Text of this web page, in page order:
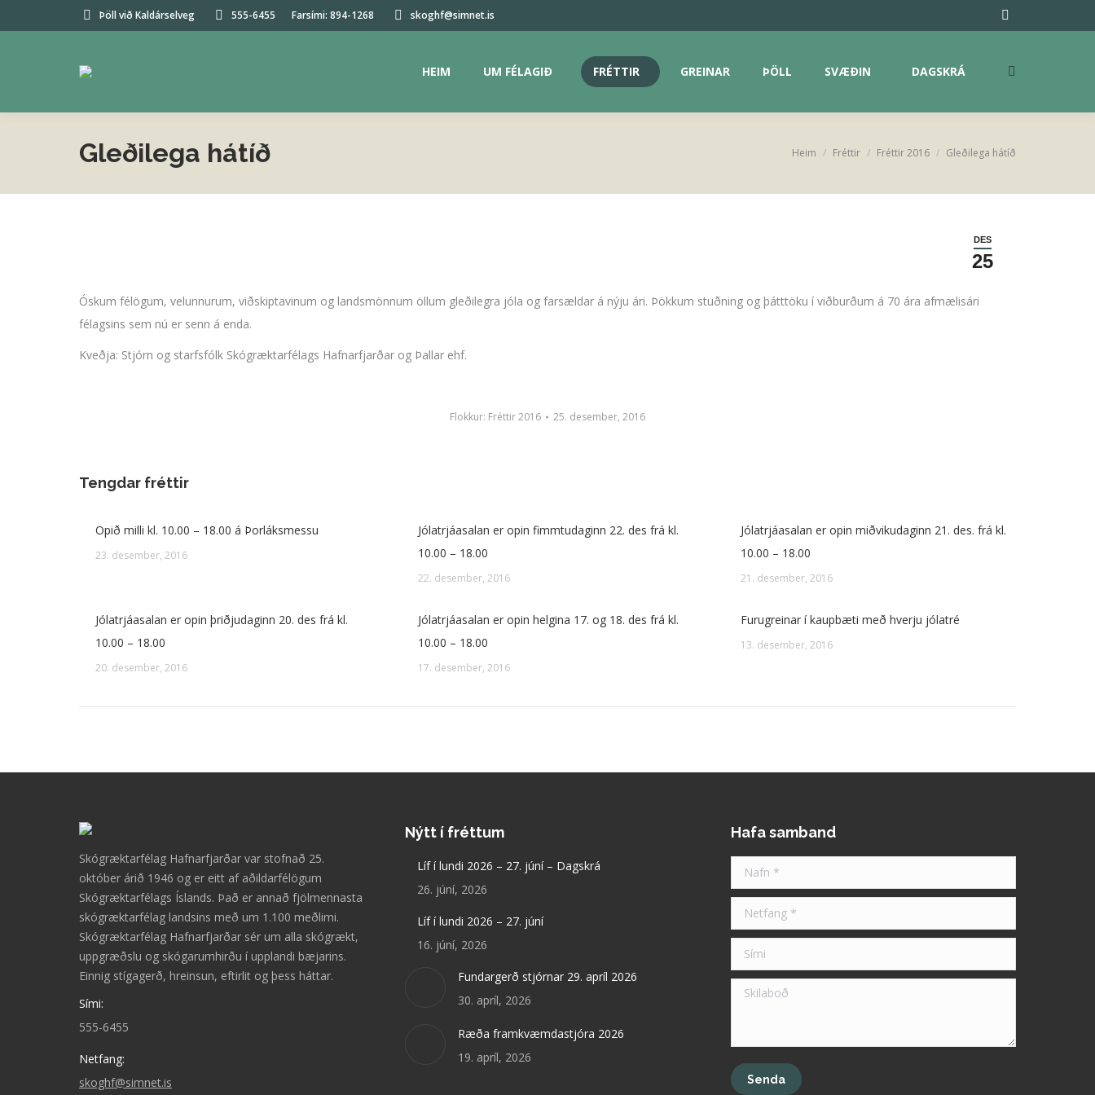
Þöll við Kaldárselveg 555-6455 Farsími: 894-1268 skoghf@simnet.is
Facebook
opens
new
HEIM UM FÉLAGIÐ FRÉTTIR GREINAR ÞÖLL SVÆÐIN DAGSKRÁ Search:
Gleðilega hátíð You are here:
Heim Fréttir Fréttir 2016 Gleðilega hátíð
DES
25
Óskum félögum, velunnurum, viðskiptavinum og landsmönnum öllum gleðilegra jóla og farsældar á nýju ári. Þökkum stuðning og þátttöku í viðburðum á 70 ára afmælisári
félagsins sem nú er senn á enda.
Kveðja: Stjórn og starfsfólk Skógræktarfélags Hafnarfjarðar og Þallar ehf.
Flokkur: Fréttir 2016 25. desember, 2016
Tengdar fréttir
Opið milli kl. 10.00 – 18.00 á Þorláksmessu
23. desember, 2016
Jólatrjáasalan er opin fimmtudaginn 22. des frá kl.
10.00 – 18.00
22. desember, 2016
Jólatrjáasalan er opin miðvikudaginn 21. des. frá kl.
10.00 – 18.00
21. desember, 2016
Jólatrjáasalan er opin þriðjudaginn 20. des frá kl.
10.00 – 18.00
20. desember, 2016
Jólatrjáasalan er opin helgina 17. og 18. des frá kl.
10.00 – 18.00
17. desember, 2016
Furugreinar í kaupbæti með hverju jólatré
13. desember, 2016
Skógræktarfélag Hafnarfjarðar var stofnað 25.
október árið 1946 og er eitt af aðildarfélögum
Skógræktarfélags Íslands. Það er annað fjölmennasta
skógræktarfélag landsins með um 1.100 meðlimi.
Skógræktarfélag Hafnarfjarðar sér um alla skógrækt,
uppgræðslu og skógarumhirðu í upplandi bæjarins.
Einnig stígagerð, hreinsun, eftirlit og þess háttar.
Sími:
555-6455
Netfang:
skoghf@simnet.is
Nýtt í fréttum
Líf í lundi 2026 – 27. júní – Dagskrá
26. júní, 2026
Líf í lundi 2026 – 27. júní
16. júní, 2026
Fundargerð stjórnar 29. apríl 2026
30. apríl, 2026
Ræða framkvæmdastjóra 2026
19. apríl, 2026
Hafa samband
Nafn *
Netfang *
Sími
Skilaboð
Senda
HEIM UM FÉLAGIÐ Search: